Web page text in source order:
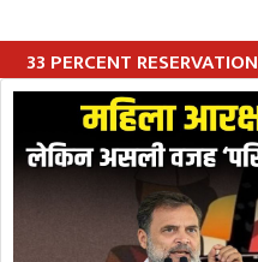
33 PERCENT RESERVATION